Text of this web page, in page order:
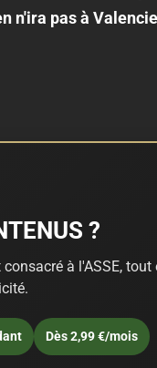
n'ira pas à
?
à l'ASSE, tout
Dès 2,99 €/mois